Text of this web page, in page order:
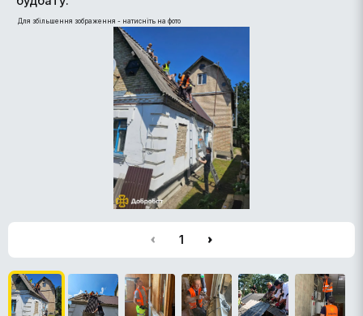
Для збільшення зображення - натисніть на фото
1